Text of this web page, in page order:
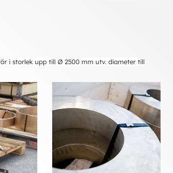
i storlek upp till Ø 2500 mm utv. diameter till